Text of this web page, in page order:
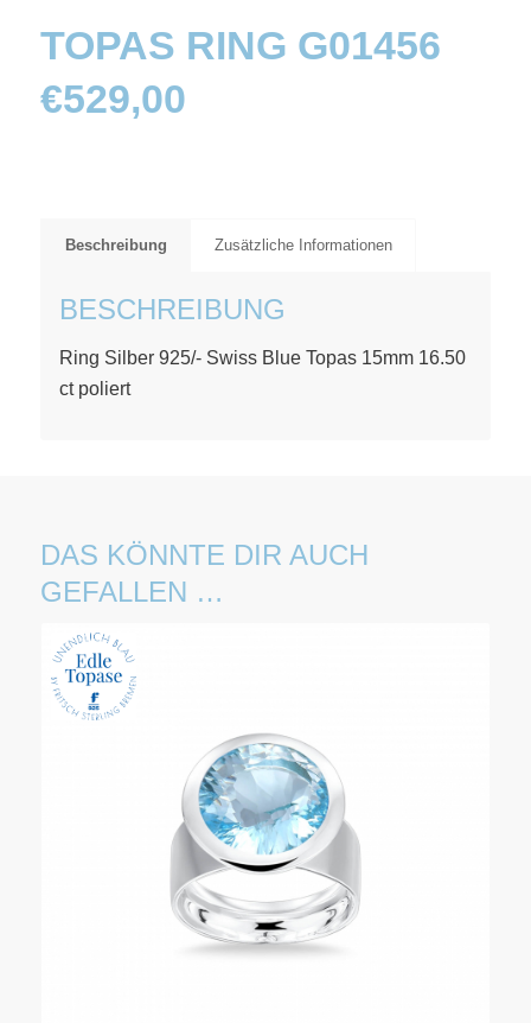
TOPAS RING G01456
€529,00
Beschreibung Zusätzliche Informationen
BESCHREIBUNG
Ring Silber 925/- Swiss Blue Topas 15mm 16.50
ct poliert
DAS KÖNNTE DIR AUCH
GEFALLEN …